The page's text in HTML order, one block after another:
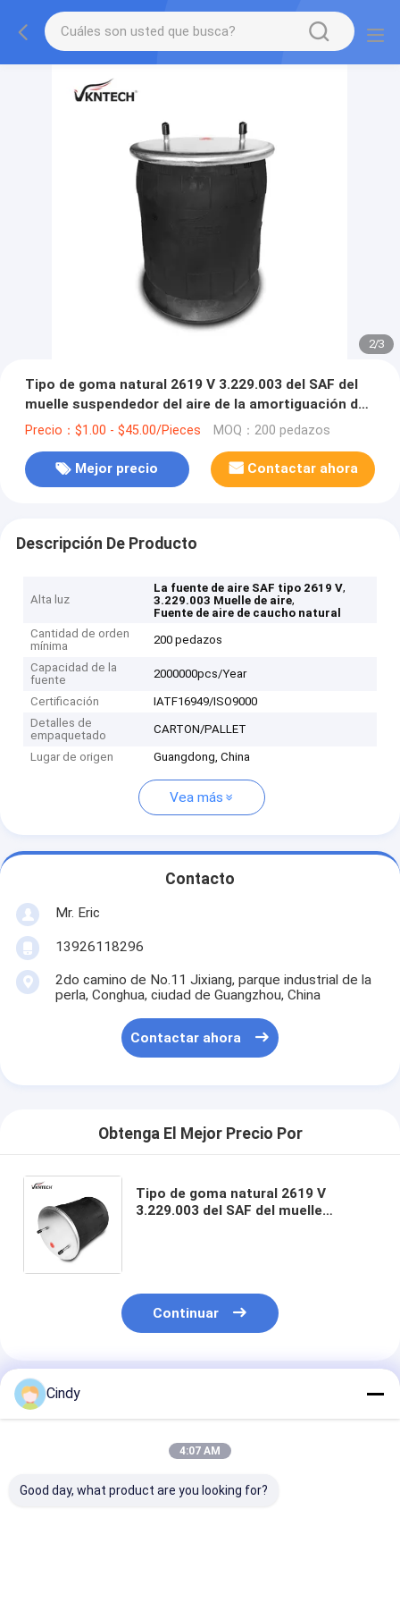
2/3
Tipo de goma natural 2619 V 3.229.003 del SAF del
muelle suspendedor del aire de la amortiguación de
aire con resorte W01-M58-8612 de CONTITECH 4022
Precio：$1.00 - $45.00/Pieces MOQ：200 pedazos
Mejor precio Contactar ahora
Descripción De Producto
Alta luz
La fuente de aire SAF tipo 2619 V,
3.229.003 Muelle de aire,
Fuente de aire de caucho natural
Cantidad de orden
mínima
200 pedazos
Capacidad de la
fuente
2000000pcs/Year
Certificación
IATF16949/ISO9000
Detalles de
empaquetado
CARTON/PALLET
Lugar de origen Guangdong, China
Vea más
Contacto
Mr. Eric
13926118296
2do camino de No.11 Jixiang, parque industrial de la
perla, Conghua, ciudad de Guangzhou, China
Contactar ahora
Obtenga El Mejor Precio Por
Tipo de goma natural 2619 V
3.229.003 del SAF del muelle
Continuar
Productos Recomendados
Cindy
4:07 AM
Good day, what product are you looking for?